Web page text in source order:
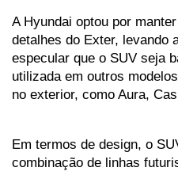
A Hyundai optou por
detalhes do Exter, levando
especular que o SUV seja
utilizada em outros
no exterior, como Aura,
Em termos de design, o
combinação de linhas